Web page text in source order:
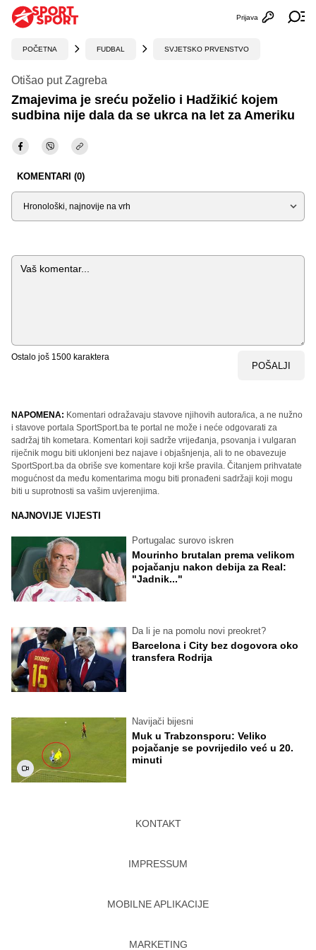
Otvori
Prijava
POČETNA FUDBAL SVJETSKO PRVENSTVO
Otišao put Zagreba
Zmajevima je sreću poželio i Hadžikić kojem
sudbina nije dala da se ukrca na let za Ameriku
KOMENTARI (0)
Sortiraj
Komentar
Ostalo još 1500 karaktera
POŠALJI
NAPOMENA: Komentari odražavaju stavove njihovih autora/ica, a ne nužno
i stavove portala SportSport.ba te portal ne može i neće odgovarati za
sadržaj tih kometara. Komentari koji sadrže vrijeđanja, psovanja i vulgaran
riječnik mogu biti uklonjeni bez najave i objašnjenja, ali to ne obavezuje
SportSport.ba da obriše sve komentare koji krše pravila. Čitanjem prihvatate
mogućnost da među komentarima mogu biti pronađeni sadržaji koji mogu
biti u suprotnosti sa vašim uvjerenjima.
NAJNOVIJE VIJESTI
Portugalac surovo iskren
Mourinho brutalan prema velikom
pojačanju nakon debija za Real:
"Jadnik..."
Da li je na pomolu novi preokret?
Barcelona i City bez dogovora oko
transfera Rodrija
Navijači bijesni
Muk u Trabzonsporu: Veliko
pojačanje se povrijedilo već u 20.
minuti
KONTAKT
IMPRESSUM
MOBILNE APLIKACIJE
MARKETING